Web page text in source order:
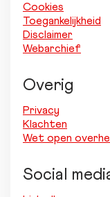
Cookies
Toegankelijkheid
Disclaimer
Webarchief
Overig
Privacy
Klachten
Wet open
Social